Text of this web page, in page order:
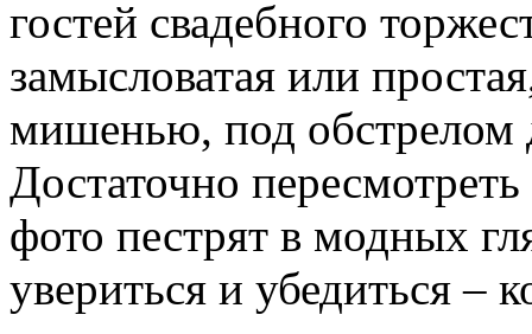
гостей свадебного
замысловатая или
мишенью, под обстрелом
Достаточно
фото пестрят в модных
увериться и убедиться –